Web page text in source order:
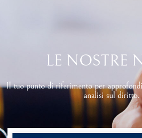
LE NOSTRE
Il tuo punto di riferimento per
analisi sul diritto.